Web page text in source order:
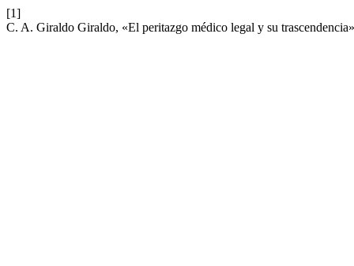
[1]
C. A. Giraldo Giraldo, «El peritazgo médico legal y su